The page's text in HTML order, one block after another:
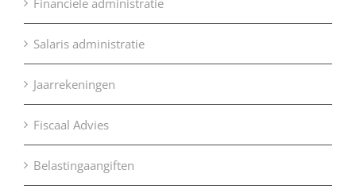
Salaris administratie
Jaarrekeningen
Fiscaal Advies
Belastingaangiften